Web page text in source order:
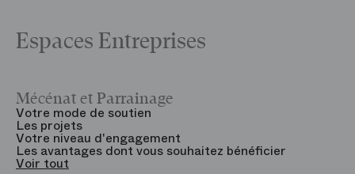
Espaces Entreprises
Mécénat et Parrainage
Votre mode de soutien
Les projets
Votre niveau d'engagement
Les avantages dont vous souhaitez bénéficier
Voir tout